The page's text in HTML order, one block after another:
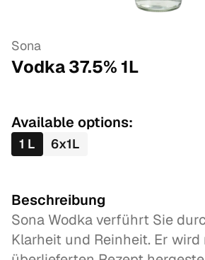
Sona
Vodka 37.5%1L
Available options:
1 L 6x1L
Beschreibung
Sona Wodka verführt Sie
Klarheit und Reinheit. Er wird